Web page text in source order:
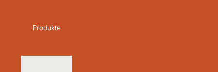
Produkte